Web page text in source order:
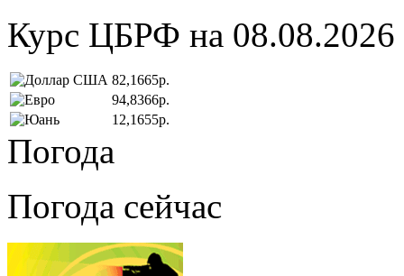
Курс ЦБРФ на 08.08.2026
82,1665р.
94,8366р.
12,1655р.
Погода
Погода сейчас